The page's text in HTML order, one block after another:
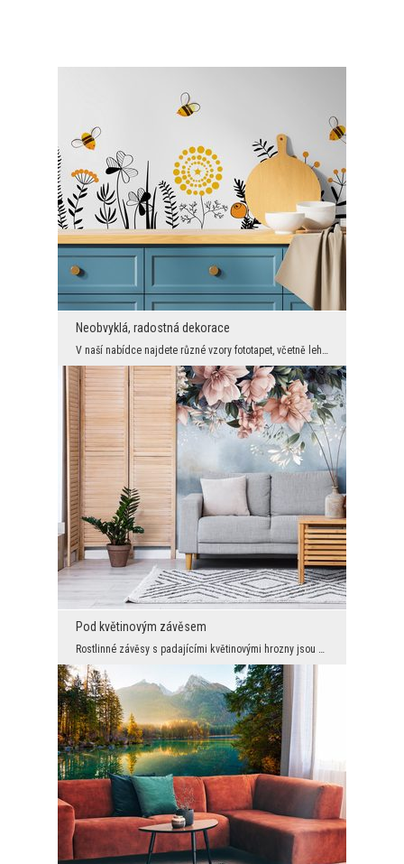
Neobvyklá, radostná dekorace
V naší nabídce najdete různé vzory fototapet, včetně lehce nesrozumitelných variant. Například gr...
Pod květinovým závěsem
Rostlinné závěsy s padajícími květinovými hrozny jsou u vás velmi oblíbené, proto neustále doplňu...